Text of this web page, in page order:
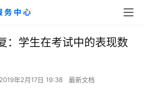
：学生在考试中的表现数
2019年2月17日 19:38 最新文档